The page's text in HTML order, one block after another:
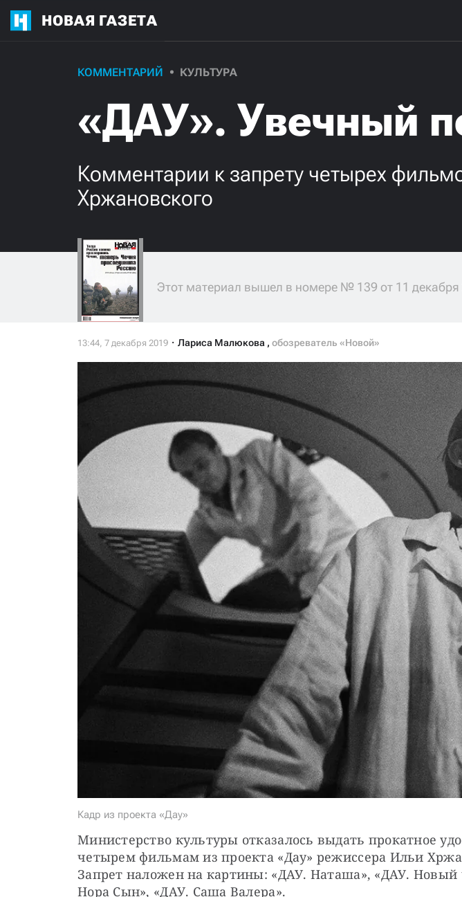
НОВАЯ ГАЗЕТА
КОММЕНТАРИЙ КУЛЬТУРА
«ДАУ». Увечный
Комментарии к запрету четырех
Хржановского
Этот материал вышел в номере № 139 от 11 декабря
Лариса Малюкова , обозреватель «Новой»
Кадр из проекта «Дау»
Министерство культуры отказалось выдать прокатное
четырем фильмам из проекта «Дау» режиссера Ильи
Запрет наложен на картины: «ДАУ. Наташа», «ДАУ. Новый
Нора Сын», «ДАУ. Саша Валера».